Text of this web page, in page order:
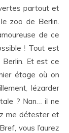
partout et
zoo de Berlin.
de ce
! Tout est
Et est ce
étage où on
lézarder
? Nan… il ne
me détester et
vous l’aurez